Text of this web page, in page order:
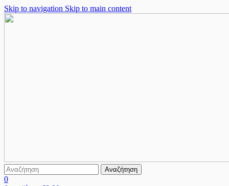
Skip to navigation Skip to main content
Αναζήτηση
0